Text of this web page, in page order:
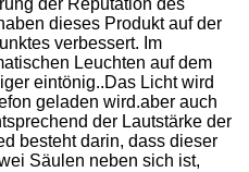
der Reputation des
dieses Produkt auf der
verbessert. Im
Leuchten auf dem
eintönig..Das Licht wird
geladen wird.aber auch
der Lautstärke der
besteht darin, dass dieser
Säulen neben sich ist,